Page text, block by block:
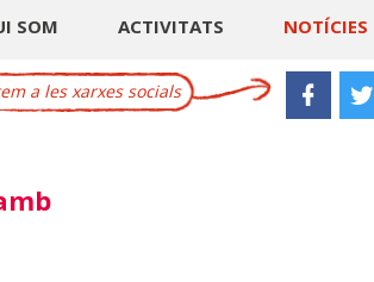
SOM ACTIVITATS NOTÍCIES
a les xarxes socials